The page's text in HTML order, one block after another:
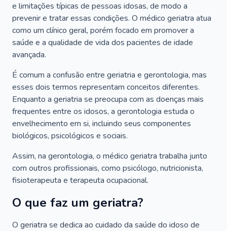
e limitações típicas de pessoas idosas, de modo a
prevenir e tratar essas condições. O médico geriatra atua
como um clínico geral, porém focado em promover a
saúde e a qualidade de vida dos pacientes de idade
avançada.
É comum a confusão entre geriatria e gerontologia, mas
esses dois termos representam conceitos diferentes.
Enquanto a geriatria se preocupa com as doenças mais
frequentes entre os idosos, a gerontologia estuda o
envelhecimento em si, incluindo seus componentes
biológicos, psicológicos e sociais.
Assim, na gerontologia, o médico geriatra trabalha junto
com outros profissionais, como psicólogo, nutricionista,
fisioterapeuta e terapeuta ocupacional.
O que faz um geriatra?
O geriatra se dedica ao cuidado da saúde do idoso de